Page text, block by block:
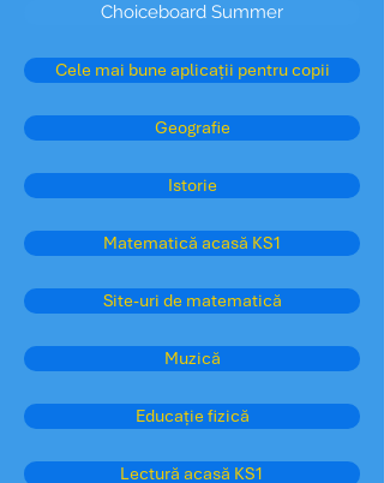
Choiceboard Summer
Cele mai bune aplicații pentru copii
Geografie
Istorie
Matematică acasă KS1
Site-uri de matematică
Muzică
Educație fizică
Lectură acasă KS1